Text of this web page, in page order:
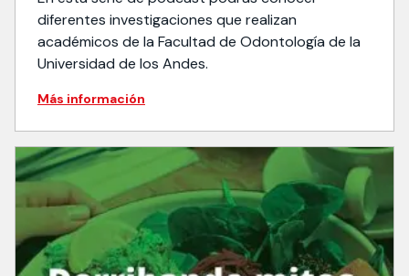
diferentes investigaciones que realizan
académicos de la Facultad de Odontología de la
Universidad de los Andes.
Más información